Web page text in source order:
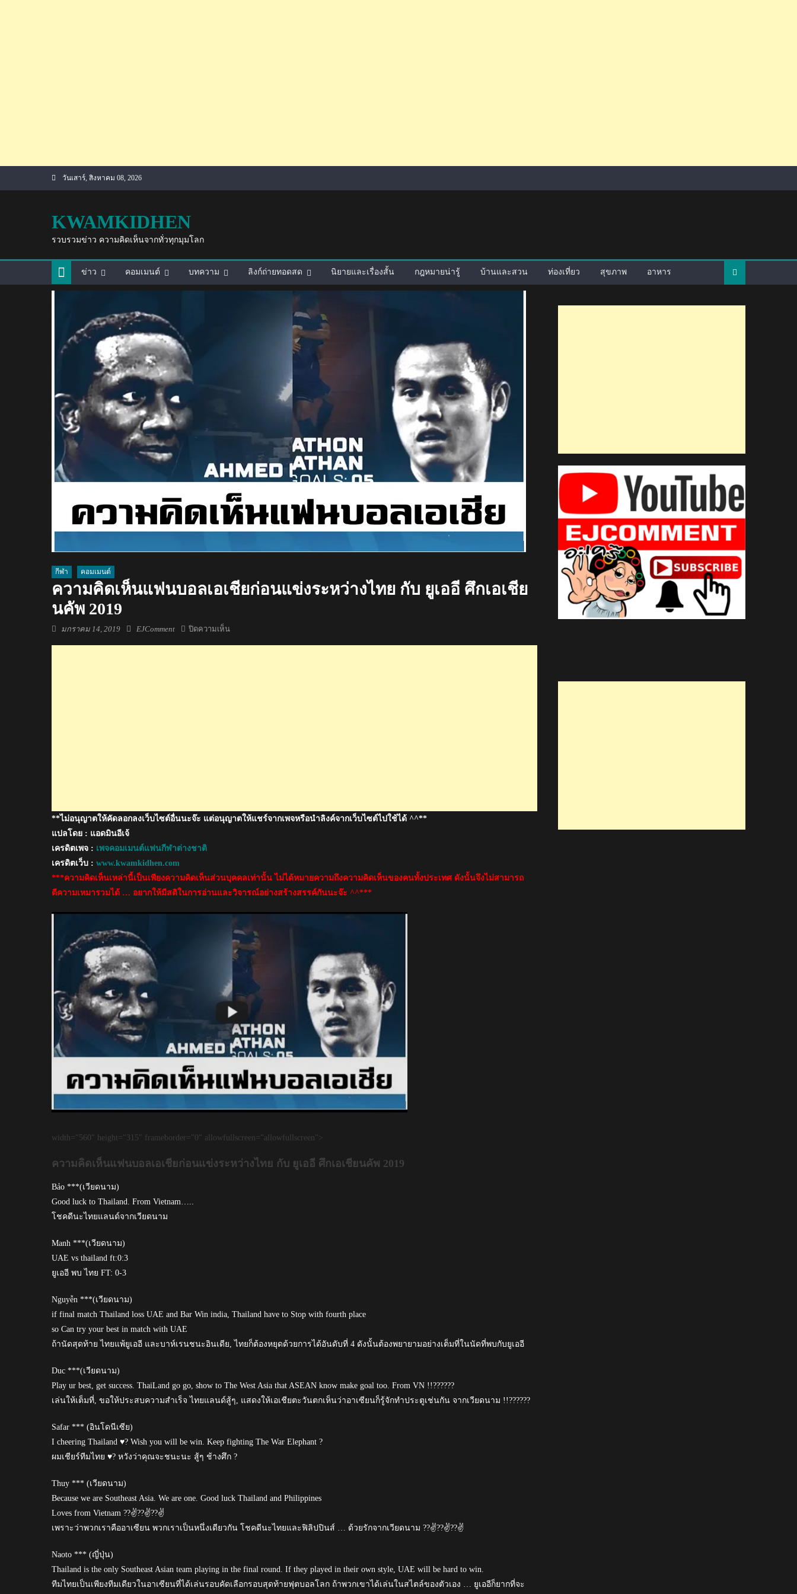
วันเสาร์, สิงหาคม 08, 2026
KWAMKIDHEN
รวบรวมข่าว ความคิดเห็นจากทั่วทุกมุมโลก
ข่าว คอมเมนต์ บทความ ลิงก์ถ่ายทอดสด นิยายและเรื่องสั้น กฎหมายน่ารู้ บ้านและสวน ท่องเที่ยว สุขภาพ อาหาร
กีฬา คอมเมนต์
ความคิดเห็นแฟนบอลเอเชียก่อนแข่งระหว่างไทย กับ ยูเออี ศึกเอเชีย
นคัพ 2019
Posted
มกราคม 14, 2019 Author
EJComment ปิดความเห็น
ศึก
2019
**ไม่อนุญาตให้คัดลอกลงเว็บไซต์อื่นนะจ๊ะ แต่อนุญาตให้แชร์จากเพจหรือนำลิงค์จากเว็บไซต์ไปใช้ได้ ^^**
แปลโดย : แอดมินอีเจ้
เครดิตเพจ : เพจคอมเมนต์แฟนกีฬาต่างชาติ
เครดิตเว็บ : www.kwamkidhen.com
***ความคิดเห็นเหล่านี้เป็นเพียงความคิดเห็นส่วนบุคคลเท่านั้น ไม่ได้หมายความถึงความคิดเห็นของคนทั้งประเทศ ดังนั้นจึงไม่สามารถ
ตีความเหมารวมได้ … อยากให้มีสติในการอ่านและวิจารณ์อย่างสร้างสรรค์กันนะจ๊ะ ^^***
width="560" height="315" frameborder="0" allowfullscreen="allowfullscreen">
ความคิดเห็นแฟนบอลเอเชียก่อนแข่งระหว่างไทย กับ ยูเออี ศึกเอเชียนคัพ 2019
Bảo ***(เวียดนาม)
Good luck to Thailand. From Vietnam…..
โชคดีนะไทยแลนด์จากเวียดนาม
Manh ***(เวียดนาม)
UAE vs thailand ft:0:3
ยูเออี พบ ไทย FT: 0-3
Nguyễn ***(เวียดนาม)
if final match Thailand loss UAE and Bar Win india, Thailand have to Stop with fourth place
so Can try your best in match with UAE
ถ้านัดสุดท้าย ไทยแพ้ยูเออี และบาห์เรนชนะอินเดีย, ไทยก็ต้องหยุดด้วยการได้อันดับที่ 4 ดังนั้นต้องพยายามอย่างเต็มที่ในนัดที่พบกับยูเออี
Duc ***(เวียดนาม)
Play ur best, get success. ThaiLand go go, show to The West Asia that ASEAN know make goal too. From VN !!??????
เล่นให้เต็มที่, ขอให้ประสบความสำเร็จ ไทยแลนด์สู้ๆ, แสดงให้เอเชียตะวันตกเห็นว่าอาเซียนก็รู้จักทำประตูเช่นกัน จากเวียดนาม !!??????
Safar *** (อินโดนีเซีย)
I cheering Thailand ♥? Wish you will be win. Keep fighting The War Elephant ?
ผมเชียร์ทีมไทย ♥? หวังว่าคุณจะชนะนะ สู้ๆ ช้างศึก ?
Thuy *** (เวียดนาม)
Because we are Southeast Asia. We are one. Good luck Thailand and Philippines
Loves from Vietnam ??✌??✌??✌
เพราะว่าพวกเราคืออาเซียน พวกเราเป็นหนึ่งเดียวกัน โชคดีนะไทยและฟิลิปปินส์ … ด้วยรักจากเวียดนาม ??✌??✌??✌
Naoto *** (ญี่ปุ่น)
Thailand is the only Southeast Asian team playing in the final round. If they played in their own style, UAE will be hard to win.
ทีมไทยเป็นเพียงทีมเดียวในอาเซียนที่ได้เล่นรอบคัดเลือกรอบสุดท้ายฟุตบอลโลก ถ้าพวกเขาได้เล่นในสไตล์ของตัวเอง … ยูเออีก็ยากที่จะ